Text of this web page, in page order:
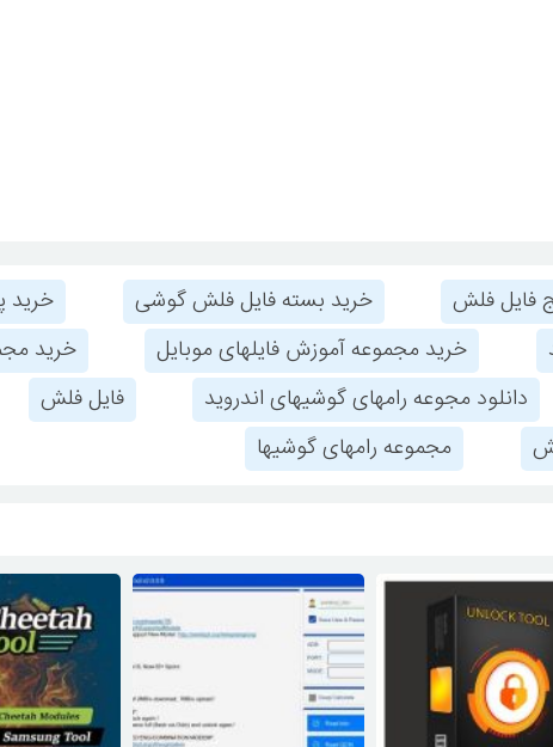
فایل فلش خرید بسته فایل فلش گوشی خرید
خرید مجموعه آموزش فایلهای موبایل خرید
دانلود مجوعه رامهای گوشیهای اندروید فایل فلش
مجموعه رامهای گوشیها